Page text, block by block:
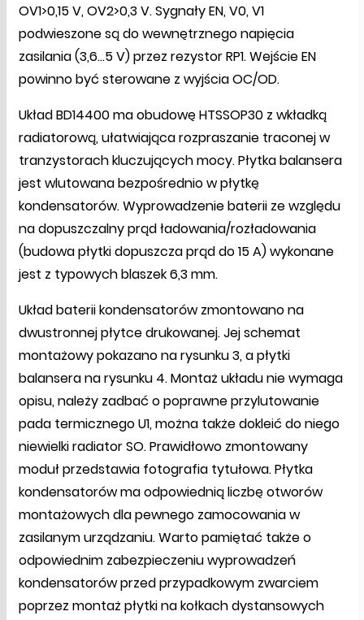
OV1>0,15 V, OV2>0,3 V. Sygnały EN, V0, V1
podwieszone są do wewnętrznego napięcia
zasilania (3,6…5 V) przez rezystor RP1. Wejście EN
powinno być sterowane z wyjścia OC/OD.
Układ BD14400 ma obudowę HTSSOP30 z wkładką
radiatorową, ułatwiająca rozpraszanie traconej w
tranzystorach kluczujących mocy. Płytka balansera
jest wlutowana bezpośrednio w płytkę
kondensatorów. Wyprowadzenie baterii ze względu
na dopuszczalny prąd ładowania/rozładowania
(budowa płytki dopuszcza prąd do 15 A) wykonane
jest z typowych blaszek 6,3 mm.
Układ baterii kondensatorów zmontowano na
dwustronnej płytce drukowanej. Jej schemat
montażowy pokazano na rysunku 3, a płytki
balansera na rysunku 4. Montaż układu nie wymaga
opisu, należy zadbać o poprawne przylutowanie
pada termicznego U1, można także dokleić do niego
niewielki radiator SO. Prawidłowo zmontowany
moduł przedstawia fotografia tytułowa. Płytka
kondensatorów ma odpowiednią liczbę otworów
montażowych dla pewnego zamocowania w
zasilanym urządzaniu. Warto pamiętać także o
odpowiednim zabezpieczeniu wyprowadzeń
kondensatorów przed przypadkowym zwarciem
poprzez montaż płytki na kołkach dystansowych